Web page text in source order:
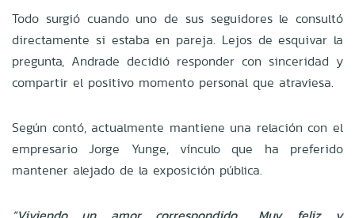
Todo surgió cuando uno de sus seguidores le consultó
directamente si estaba en pareja. Lejos de esquivar la
pregunta, Andrade decidió responder con sinceridad y
compartir el positivo momento personal que atraviesa.
Según contó, actualmente mantiene una relación con el
empresario Jorge Yunge, vínculo que ha preferido
mantener alejado de la exposición pública.